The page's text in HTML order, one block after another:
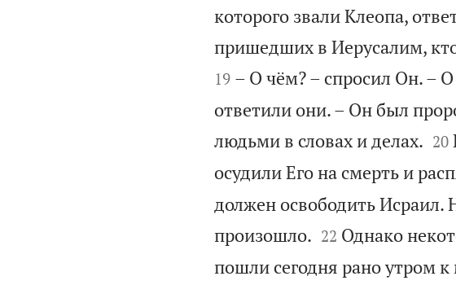
которого звали Клеопа,
пришедших в Иерусалим,
19 – О чём? – спросил Он. –
ответили они. – Он был
людьми в словах и делах.
20
осудили Его на смерть и
должен освободить Исраил.
произошло.
22 Однако
пошли сегодня рано утром